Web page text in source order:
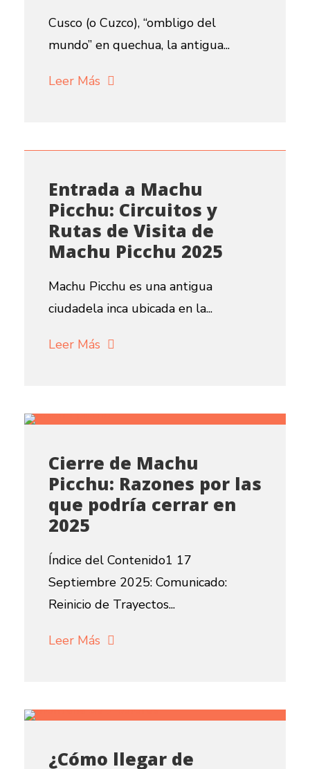
Cusco (o Cuzco), “ombligo del
mundo” en quechua, la antigua...
Leer Más
Entrada a Machu
Picchu: Circuitos y
Rutas de Visita de
Machu Picchu 2025
Machu Picchu es una antigua
ciudadela inca ubicada en la...
Leer Más
Cierre de Machu
Picchu: Razones por las
que podría cerrar en
2025
Índice del Contenido1 17
Septiembre 2025: Comunicado:
Reinicio de Trayectos...
Leer Más
¿Cómo llegar de